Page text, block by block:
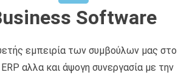
Software
εμπειρία των συμβούλων μας στο
αλλα και άψογη συνεργασία με την